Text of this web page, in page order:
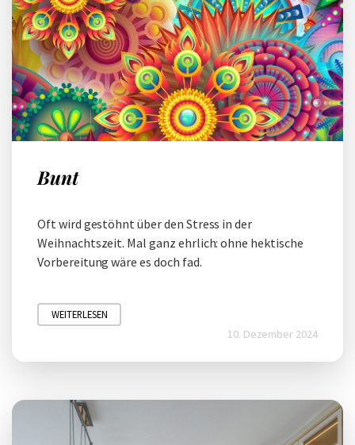
Bunt
Oft wird gestöhnt über den Stress in der
Weihnachtszeit. Mal ganz ehrlich: ohne hektische
Vorbereitung wäre es doch fad.
WEITERLESEN
10. Dezember 2024